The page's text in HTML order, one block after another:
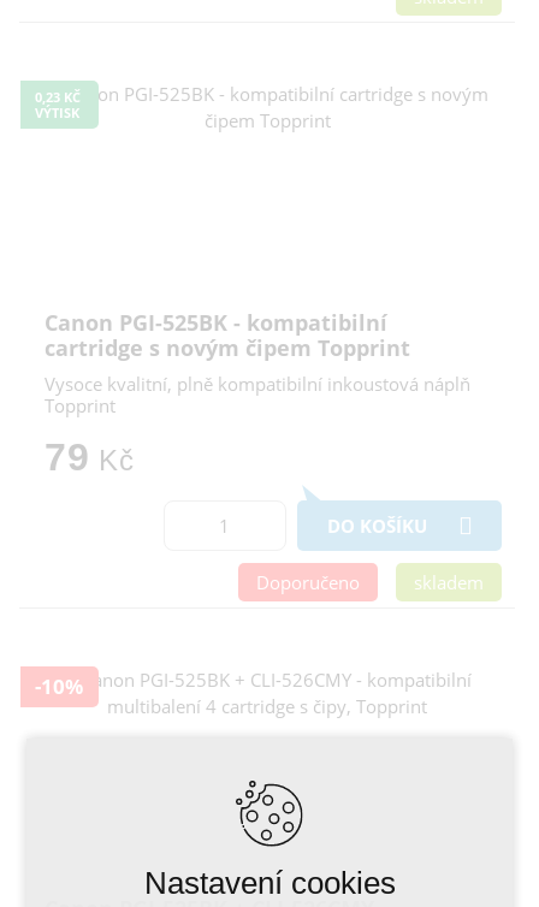
0,23 KČ
VÝTISK
Canon PGI-525BK - kompatibilní
cartridge s novým čipem Topprint
Vysoce kvalitní, plně kompatibilní inkoustová náplň
Topprint
79 Kč
DO KOŠÍKU
Doporučeno skladem
-10%
Nastavení cookies